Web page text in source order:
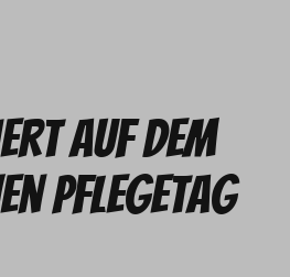
auf dem
Pflegetag